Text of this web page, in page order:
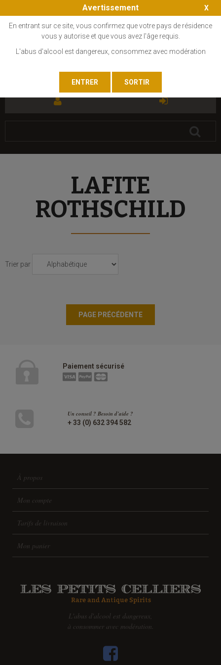
LAFITE
ROTHSCHILD
Trier par
Paiement sécurisé
Un conseil ? Besoin d'aide ?
+ 33 (0) 632 394 582
À propos
Mon compte
Tarifs de livraison
Mon panier
L'abus d'alcool est dangereux,
à consommer avec modération.
Avertissement
En entrant sur ce site, vous confirmez que votre pays de résidence
vous y autorise et que vous avez l'âge requis.
L'abus d'alcool est dangereux, consommez avec modération